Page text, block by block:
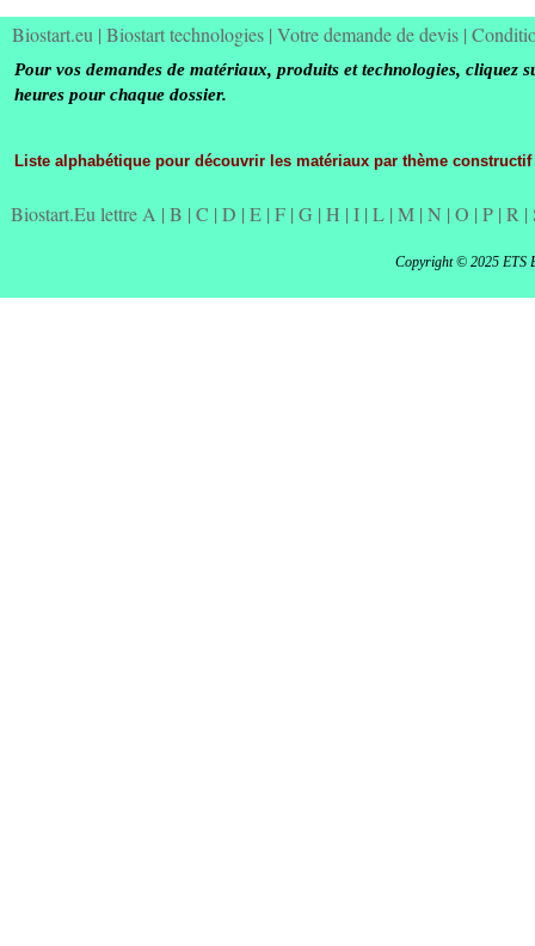
Pour vos demandes de matériaux, produits et technologies, cliquez
heures pour chaque dossier.
Biostart.eu | Biostart technologies | Votre demande de devis |
Liste alphabétique pour découvrir les matériaux par thème constructif
Biostart.Eu lettre A | B | C | D | E | F | G | H | I | L | M | N | O | P | R |
Copyright © 2025 ETS